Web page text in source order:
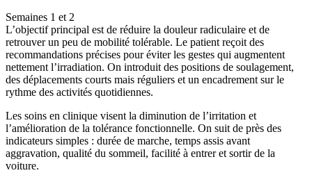
Semaines 1 et 2
L’objectif principal est de réduire la douleur radiculaire et de
retrouver un peu de mobilité tolérable. Le patient reçoit des
recommandations précises pour éviter les gestes qui augmentent
nettement l’irradiation. On introduit des positions de soulagement,
des déplacements courts mais réguliers et un encadrement sur le
rythme des activités quotidiennes.
Les soins en clinique visent la diminution de l’irritation et
l’amélioration de la tolérance fonctionnelle. On suit de près des
indicateurs simples : durée de marche, temps assis avant
aggravation, qualité du sommeil, facilité à entrer et sortir de la
voiture.